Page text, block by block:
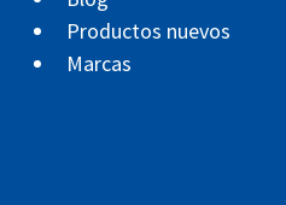
Productos nuevos
Marcas